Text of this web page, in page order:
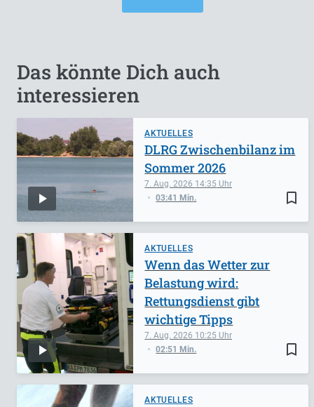
Das könnte Dich auch
interessieren
AKTUELLES
bookmark_border
7. Aug. 2026 14:35
03:41 Min.
DLRG Zwischenbilanz im
Sommer 2026
AKTUELLES
bookmark_border
7. Aug. 2026 10:25
02:51 Min.
Wenn das Wetter zur
Belastung wird:
Rettungsdienst gibt
wichtige Tipps
AKTUELLES